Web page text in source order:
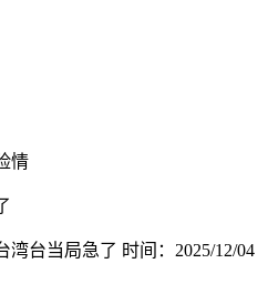
情
湾台当局急了 时间：2025/12/04